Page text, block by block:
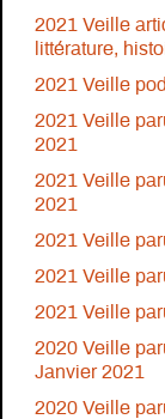
2021 Veille
littérature,
2021 Veille
2021 Veille
2021
2021 Veille
2021
2021 Veille
2021 Veille
2021 Veille
2020 Veille
Janvier 2021
2020 Veille